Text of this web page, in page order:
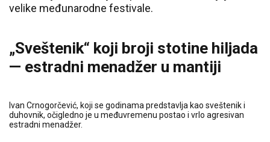
velike međunarodne festivale.
„Sveštenik“ koji broji stotine hiljada
— estradni menadžer u mantiji
Ivan Crnogorčević, koji se godinama predstavlja kao sveštenik i
duhovnik, očigledno je u međuvremenu postao i vrlo agresivan
estradni menadžer.